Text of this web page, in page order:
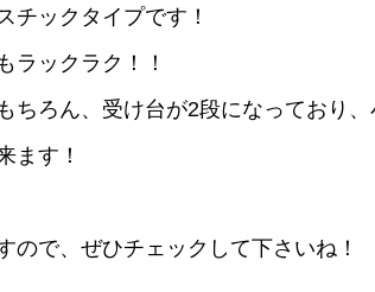
チックタイプです！
ラックラク！！
ちろん、受け台が2段になっており
ます！
ので、ぜひチェックして下さいね！